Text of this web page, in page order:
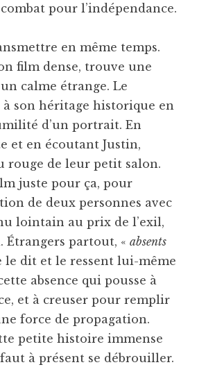
pour l’indépendance.
en même temps.
film dense, trouve une
calme étrange. Le
à son héritage historique en
d’un portrait. En
et en écoutant Justin,
rouge de leur petit salon.
juste pour ça, pour
de deux personnes avec
lointain au prix de l’exil,
Étrangers partout, « absents
le dit et le ressent lui-même
absence qui pousse à
et à creuser pour remplir
force de propagation.
petite histoire immense
à présent se débrouiller.